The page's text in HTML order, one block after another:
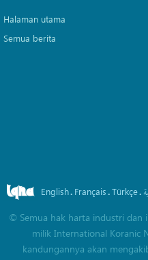
Halaman utama
Semua berita
English. Français.Türkçe.
© Semua hak harta industri dan
milik International Koranic
kandungannya akan